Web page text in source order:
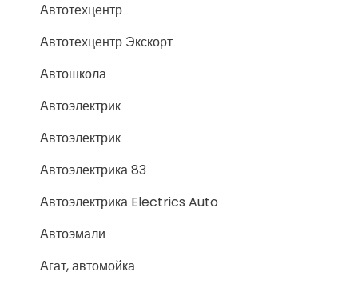
Автотехцентр
Автотехцентр Экскорт
Автошкола
Автоэлектрик
Автоэлектрик
Автоэлектрика 83
Автоэлектрика Electrics Auto
Автоэмали
Агат, автомойка